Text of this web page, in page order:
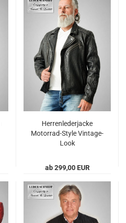
Her­ren­le­der­ja­cke
Motorrad-​​Style Vintage-​​
Look
ab 299,00 EUR